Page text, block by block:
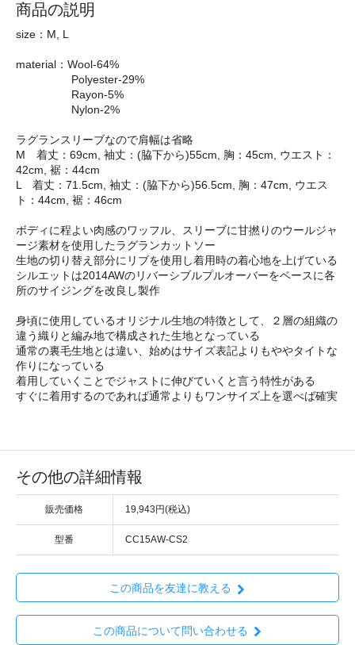
商品の説明
size：M, L
material：Wool-64%
Polyester-29%
Rayon-5%
Nylon-2%
ラグランスリーブなので肩幅は省略
M 着丈：69cm, 袖丈：(脇下から)55cm, 胸：45cm, ウエスト：
42cm, 裾：44cm
L 着丈：71.5cm, 袖丈：(脇下から)56.5cm, 胸：47cm, ウエス
ト：44cm, 裾：46cm
ボディに程よい肉感のワッフル、スリーブに甘撚りのウールジャ
ージ素材を使用したラグランカットソー
生地の切り替え部分にリブを使用し着用時の着心地を上げている
シルエットは2014AWのリバーシブルプルオーバーをベースに各
所のサイジングを改良し製作
身頃に使用しているオリジナル生地の特徴として、２層の組織の
違う織りと編み地で構成された生地となっている
通常の裏毛生地とは違い、始めはサイズ表記よりもややタイトな
作りになっている
着用していくことでジャストに伸びていくと言う特性がある
すぐに着用するのであれば通常よりもワンサイズ上を選べば確実
その他の詳細情報
販売価格 19,943円(税込)
型番 CC15AW-CS2
この商品を友達に教える
この商品について問い合わせる